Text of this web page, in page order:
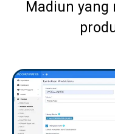
Madiun